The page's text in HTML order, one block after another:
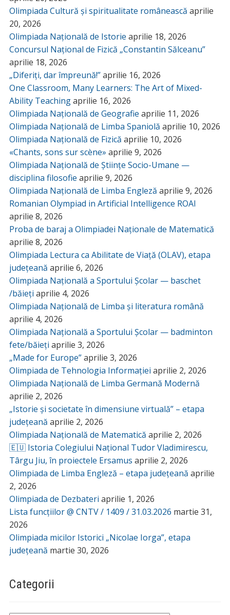
Olimpiada Cultură și spiritualitate românească aprilie
20, 2026
Olimpiada Națională de Istorie aprilie 18, 2026
Concursul Național de Fizică „Constantin Sălceanu”
aprilie 18, 2026
„Diferiți, dar împreună!”aprilie 16, 2026
One Classroom, Many Learners: The Art of Mixed-
Ability Teachingaprilie 16, 2026
Olimpiada Națională de Geografie aprilie 11, 2026
Olimpiada Națională de Limba Spaniolă aprilie 10, 2026
Olimpiada Națională de Fizică aprilie 10, 2026
«Chants, sons sur scène» aprilie 9, 2026
Olimpiada Națională de Științe Socio-Umane —
disciplina filosofie aprilie 9, 2026
Olimpiada Națională de Limba Engleză aprilie 9, 2026
Romanian Olympiad in Artificial Intelligence ROAI
aprilie 8, 2026
Proba de baraj a Olimpiadei Naționale de Matematică
aprilie 8, 2026
Olimpiada Lectura ca Abilitate de Viață (OLAV), etapa
județeană aprilie 6, 2026
Olimpiada Națională a Sportului Școlar — baschet
/băieți aprilie 4, 2026
Olimpiada Națională de Limba și literatura română
aprilie 4, 2026
Olimpiada Națională a Sportului Școlar — badminton
fete/băieți aprilie 3, 2026
„Made for Europe”aprilie 3, 2026
Olimpiada de Tehnologia Informației aprilie 2, 2026
Olimpiada Națională de Limba Germană Modernă
aprilie 2, 2026
„Istorie și societate în dimensiune virtuală” – etapa
județeană aprilie 2, 2026
Olimpiada Națională de Matematică aprilie 2, 2026
🇪🇺 Istoria Colegiului Național Tudor Vladimirescu,
Târgu Jiu, în proiectele Ersamus aprilie 2, 2026
Olimpiada de Limba Engleză – etapa județeană aprilie
2, 2026
Olimpiada de Dezbateri aprilie 1, 2026
Lista funcțiilor @ CNTV / 1409 / 31.03.2026 martie 31,
2026
Olimpiada micilor Istorici „Nicolae Iorga”, etapa
județeană martie 30, 2026
Categorii